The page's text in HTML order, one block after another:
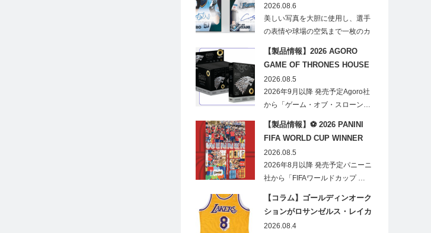
Topps NPB Stadium Club」が
見逃せない
2026.08.6
美しい写真を大胆に使用し、選手
の表情や球場の空気まで一枚のカ
【製品情報】2026 AGORO
GAME OF THRONES HOUSE
STARK BLIND BOX
2026.08.5
2026年9月以降 発売予定Agoro社
から「ゲーム・オブ・スローン…
【製品情報】⚽ 2026 PANINI
FIFA WORLD CUP WINNER
STICKER POSTER
2026.08.5
2026年8月以降 発売予定パニーニ
社から「FIFAワールドカップ …
【コラム】ゴールディンオーク
ションがロサンゼルス・レイカ
ーズのオフィシャルオークショ
2026.08.4